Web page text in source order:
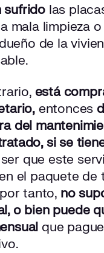
sufrido las
mala limpieza o
de la
está
entonces
del
si se
que este
el paquete de
tanto, no
o bien puede
que